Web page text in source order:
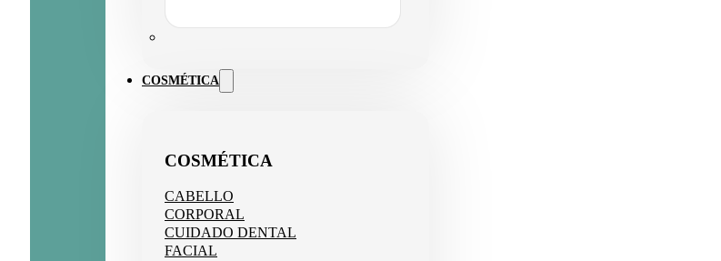
COSMÉTICA
COSMÉTICA
CABELLO
CORPORAL
CUIDADO DENTAL
FACIAL